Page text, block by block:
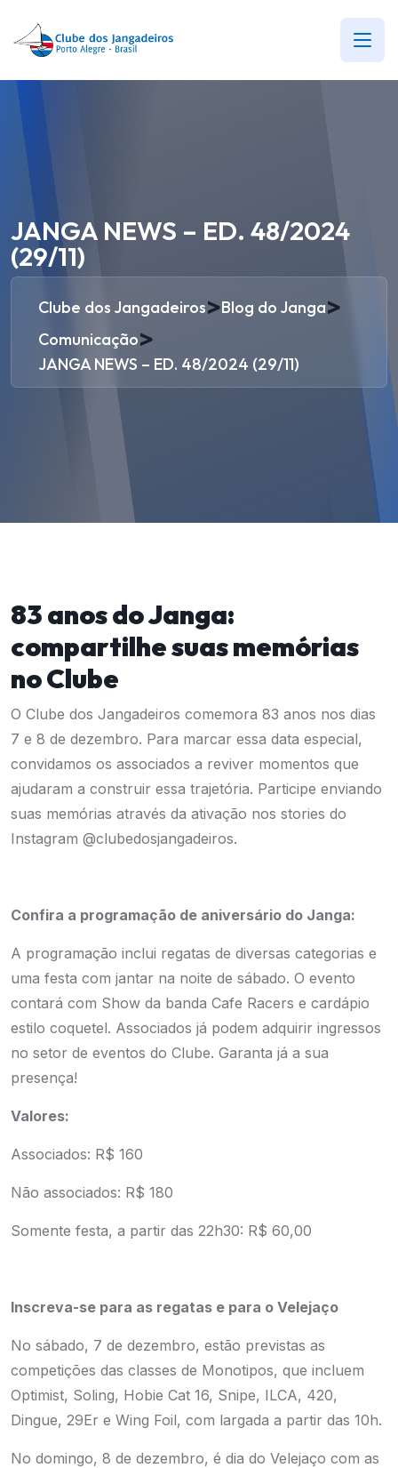
JANGA NEWS – ED. 48/2024
(29/11)
Clube dos Jangadeiros>Blog do Janga>
Comunicação>
JANGA NEWS – ED. 48/2024 (29/11)
83 anos do Janga:
compartilhe suas memórias
no Clube
O Clube dos Jangadeiros comemora 83 anos nos dias
7 e 8 de dezembro. Para marcar essa data especial,
convidamos os associados a reviver momentos que
ajudaram a construir essa trajetória. Participe enviando
suas memórias através da ativação nos stories do
Instagram @clubedosjangadeiros.
Confira a programação de aniversário do Janga:
A programação inclui regatas de diversas categorias e
uma festa com jantar na noite de sábado. O evento
contará com Show da banda Cafe Racers e cardápio
estilo coquetel. Associados já podem adquirir ingressos
no setor de eventos do Clube. Garanta já a sua
presença!
Valores:
Associados: R$ 160
Não associados: R$ 180
Somente festa, a partir das 22h30: R$ 60,00
Inscreva-se para as regatas e para o Velejaço
No sábado, 7 de dezembro, estão previstas as
competições das classes de Monotipos, que incluem
Optimist, Soling, Hobie Cat 16, Snipe, ILCA, 420,
Dingue, 29Er e Wing Foil, com largada a partir das 10h.
No domingo, 8 de dezembro, é dia do Velejaço com as